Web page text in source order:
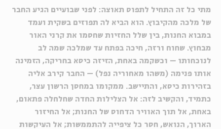
מתי כל זה התחיל לתפוס תאוצה: לפני שבועיים הגיע החבר
של מלכה מהקיבוץ. הוא הביא לה תפוזים בשקית ועמד
במבוא החנות, בין שלל החזיות שחסמו את קרני האור
מבחוץ. שחוח ורזה, חיכה בפתח עד שמלכה שמה לב
לנוכחותו – וכשקמה באחת, הזיזה כיסא בחריקה, הזמינה
אותו פנימה (משהו מאחוריה נפל) – החבר קירב אליה
בזהירות כיסא, והתיישב. ממקומו במחסן הרשון עצר,
כתמיד, והקשיב לזה: אל הצלילות החדה שחלחלה פתאום,
באחת, אל תוך האוויר הדחוס של החנות; אל החיזור
הארוך, הנואש, חסר כל ציפייה להתממשות; אל העיקשות